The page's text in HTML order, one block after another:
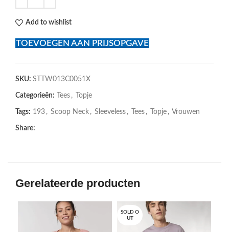
Add to wishlist
TOEVOEGEN AAN PRIJSOPGAVE
SKU: STTW013C0051X
Categorieën: Tees , Topje
Tags: 193 , Scoop Neck , Sleeveless , Tees , Topje , Vrouwen
Share:
Gerelateerde producten
SOLD O
UT